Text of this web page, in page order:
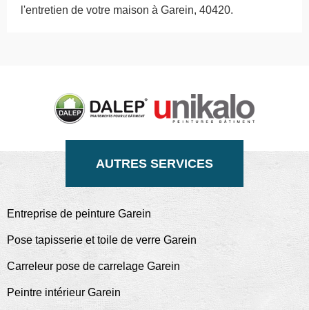
l'entretien de votre maison à Garein, 40420.
AUTRES SERVICES
Entreprise de peinture Garein
Pose tapisserie et toile de verre Garein
Carreleur pose de carrelage Garein
Peintre intérieur Garein